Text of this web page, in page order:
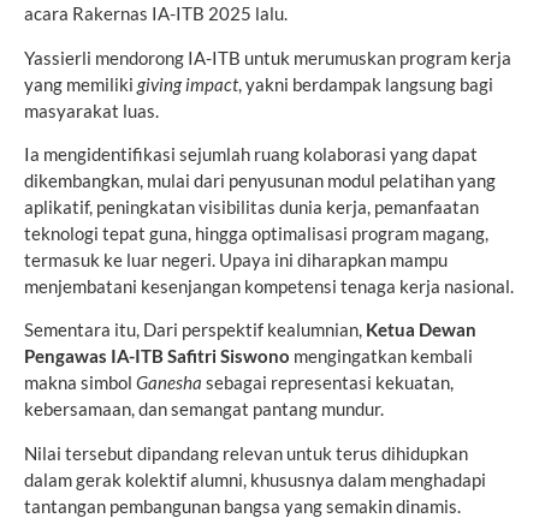
acara Rakernas IA-ITB 2025 lalu.
Yassierli mendorong IA-ITB untuk merumuskan program kerja
yang memiliki giving impact, yakni berdampak langsung bagi
masyarakat luas.
Ia mengidentifikasi sejumlah ruang kolaborasi yang dapat
dikembangkan, mulai dari penyusunan modul pelatihan yang
aplikatif, peningkatan visibilitas dunia kerja, pemanfaatan
teknologi tepat guna, hingga optimalisasi program magang,
termasuk ke luar negeri. Upaya ini diharapkan mampu
menjembatani kesenjangan kompetensi tenaga kerja nasional.
Sementara itu, Dari perspektif kealumnian, Ketua Dewan
Pengawas IA-ITB Safitri Siswono mengingatkan kembali
makna simbol Ganesha sebagai representasi kekuatan,
kebersamaan, dan semangat pantang mundur.
Nilai tersebut dipandang relevan untuk terus dihidupkan
dalam gerak kolektif alumni, khususnya dalam menghadapi
tantangan pembangunan bangsa yang semakin dinamis.